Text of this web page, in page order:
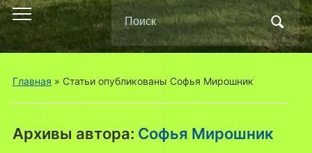
Переключить
мобильное
меню
Поиск
по:
Главная » Статьи опубликованы Софья Мирошник
Архивы автора: Софья Мирошник